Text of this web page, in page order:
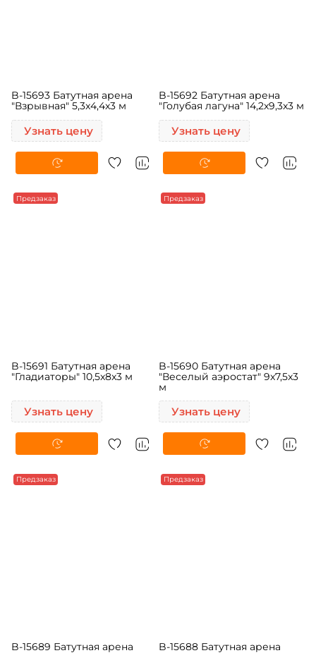
Узнать цену Узнать цену
"Гладиаторы" 10,5x8x3 м
"Веселый аэростат" 9x7,5x3
м
"Граффити" 19x12x3 м
"Динозаврия" 6x4x3 м